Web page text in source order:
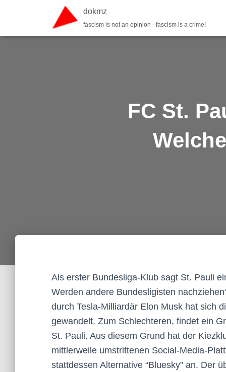
dokmz
fascism is not an opinion - fascism is a crime!
FC St.
Als erster Bundesliga-Klub sagt St. Pauli
Werden andere Bundesligisten
durch Tesla-Milliardär Elon Musk hat sich
gewandelt. Zum Schlechteren, findet ein
St. Pauli. Aus diesem Grund hat der
mittlerweile umstrittenen Social-Media-
stattdessen Alternative “Bluesky” an. Der